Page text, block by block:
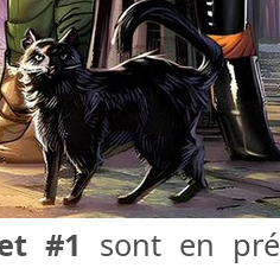
#1 sont en